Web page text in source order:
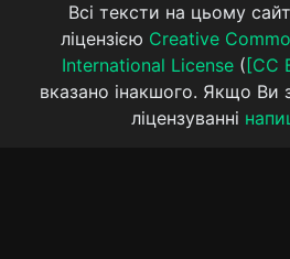
Всі тексти на цьому
ліцензією Creative
International License( [CC
вказано інакшого. Якщо Ви
ліцензуванні